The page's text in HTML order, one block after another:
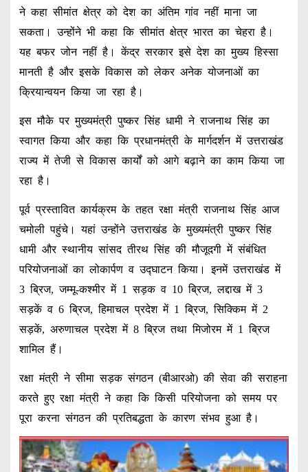
ने कहा सीमांत क्षेत्र को देश का अंतिम गांव नहीं माना जा
सकता। उन्होंने भी कहा कि सीमांत क्षेत्र भारत का चेहरा है।
यह बफर जोन नहीं है। केंद्र सरकार इसे देश का मुख्य हिस्सा
मानती है और इसके विकास को लेकर अनेक योजनाओं का
क्रियान्वयन किया जा रहा है।
इस मौके पर मुख्यमंत्री पुष्कर सिंह धामी ने राजनाथ सिंह का
स्वागत किया और कहा कि प्रधानमंत्री के मार्गदर्शन में उत्तराखंड
राज्य में तेजी से विकास कार्यों को आगे बढ़ाने का काम किया जा
रहा है।
पूर्व प्रस्तावित कार्यक्रम के तहत रक्षा मंत्री राजनाथ सिंह आज
चमोली पहुंचे। यहां उन्होंने उत्तराखंड के मुख्यमंत्री पुष्कर सिंह
धामी और स्थानीय सांसद तीरथ सिंह की मौजूदगी में संबंधित
परियोजनाओं का लोकार्पण व उद्घाटन किया। इनमें उत्तराखंड में
3 ब्रिज, जम्मू-कश्मीर में 1 सड़क व 10 ब्रिज, लद्दाख में 3
सड़कें व 6 ब्रिज, हिमाचल प्रदेश में 1 ब्रिज, सिक्किम में 2
सड़कें, अरुणाचल प्रदेश में 8 ब्रिज तथा मिजोरम में 1 ब्रिज
शामिल हैं।
रक्षा मंत्री ने सीमा सड़क संगठन (बीआरओ) की सेवा की सराहना
करते हुए रक्षा मंत्री ने कहा कि किसी परियोजना को समय पर
पूरा करना संगठन की प्रतिबद्धता के कारण संभव हुआ है।